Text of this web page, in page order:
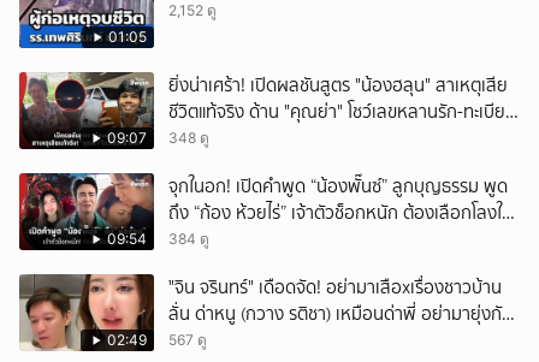
01:05
2,152 ดู
09:07
ยิ่งน่าเศร้า! เปิดผลชันสูตร "น้องฮลุน" สาเหตุเสีย
ชีวิตแท้จริง ด้าน "คุณย่า" โชว์เลขหลานรัก-ทะเบียน
รถเคลื่อนร่าง!
348 ดู
09:54
จุกในอก! เปิดคำพูด “น้องพั๊นซ์” ลูกบุญธรรม พูด
ถึง “ก้อง ห้วยไร่” เจ้าตัวช็อกหนัก ต้องเลือกโลงให้
ลูก!
384 ดู
02:49
ั่"จิน จรินทร์" เดือดจัด! อย่ามาเสือxเรื่องชาวบ้าน
ลั่น ด่าหนู (กวาง รติชา) เหมือนด่าพี่ อย่ามายุ่งกับ
คนของผม จบ!!!
567 ดู